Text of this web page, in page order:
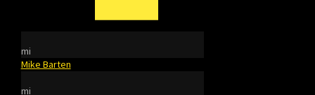
mi
Mike Barten
mi